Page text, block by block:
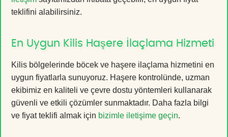
teklifini alabilirsiniz.
En Uygun Kilis Haşere İlaçlama Hizmeti
Kilis bölgelerinde böcek ve haşere ilaçlama hizmetini en
uygun fiyatlarla sunuyoruz. Haşere kontrolünde, uzman
ekibimiz en kaliteli ve çevre dostu yöntemleri kullanarak
güvenli ve etkili çözümler sunmaktadır. Daha fazla bilgi
ve fiyat teklifi almak için bizimle iletişime geçin.